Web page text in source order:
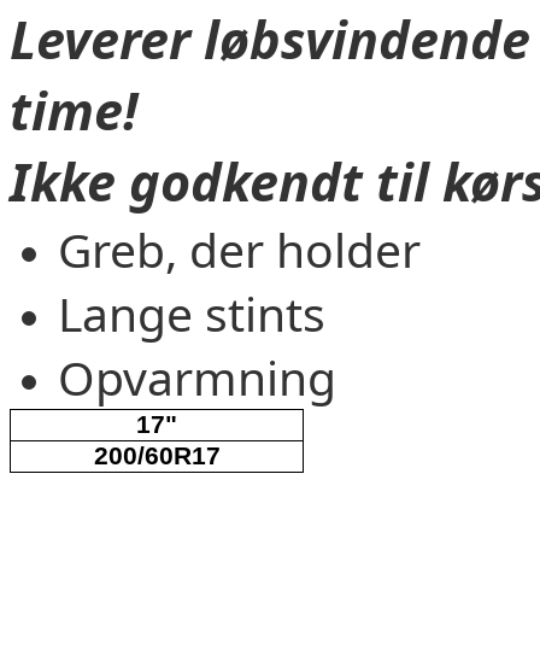
Leverer
time!
Ikke godkendt til
Greb, der holder
Lange stints
Opvarmning
17"
200/60R17